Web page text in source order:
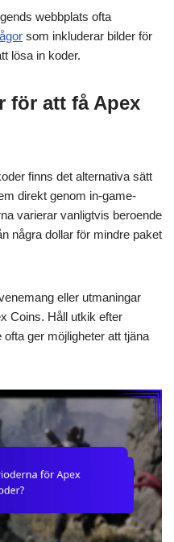
webbplats ofta
som inkluderar bilder för
lösa in koder.
för att få Apex
finns det alternativa sätt
direkt genom in-game-
varierar vanligtvis beroende
några dollar för mindre paket
eller utmaningar
Coins. Håll utkik efter
ger möjligheter att tjäna